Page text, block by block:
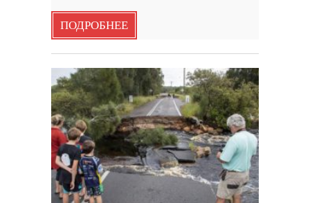
ПОДРОБНЕЕ